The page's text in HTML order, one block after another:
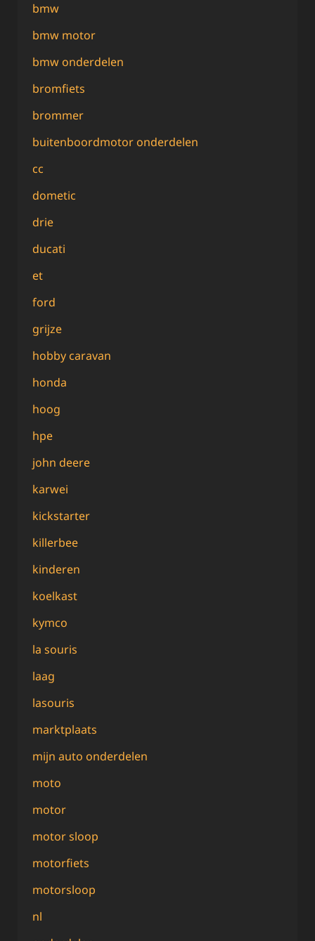
bmw
bmw motor
bmw onderdelen
bromfiets
brommer
buitenboordmotor onderdelen
cc
dometic
drie
ducati
et
ford
grijze
hobby caravan
honda
hoog
hpe
john deere
karwei
kickstarter
killerbee
kinderen
koelkast
kymco
la souris
laag
lasouris
marktplaats
mijn auto onderdelen
moto
motor
motor sloop
motorfiets
motorsloop
nl